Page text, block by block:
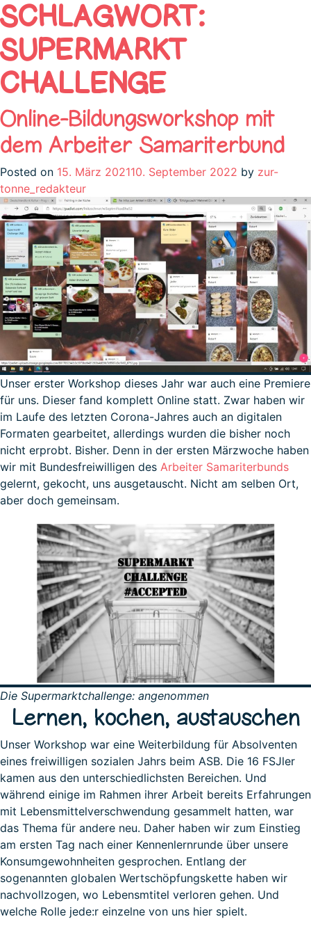
SCHLAGWORT:
SUPERMARKT
CHALLENGE
Online-Bildungsworkshop mit
dem Arbeiter Samariterbund
Posted on 15. März 202110. September 2022 by zur-
tonne_redakteur
Unser erster Workshop dieses Jahr war auch eine Premiere
für uns. Dieser fand komplett Online statt. Zwar haben wir
im Laufe des letzten Corona-Jahres auch an digitalen
Formaten gearbeitet, allerdings wurden die bisher noch
nicht erprobt. Bisher. Denn in der ersten Märzwoche haben
wir mit Bundesfreiwilligen des Arbeiter Samariterbunds
gelernt, gekocht, uns ausgetauscht. Nicht am selben Ort,
aber doch gemeinsam.
Die Supermarktchallenge: angenommen
Lernen, kochen, austauschen
Unser Workshop war eine Weiterbildung für Absolventen
eines freiwilligen sozialen Jahrs beim ASB. Die 16 FSJler
kamen aus den unterschiedlichsten Bereichen. Und
während einige im Rahmen ihrer Arbeit bereits Erfahrungen
mit Lebensmittelverschwendung gesammelt hatten, war
das Thema für andere neu. Daher haben wir zum Einstieg
am ersten Tag nach einer Kennenlernrunde über unsere
Konsumgewohnheiten gesprochen. Entlang der
sogenannten globalen Wertschöpfungskette haben wir
nachvollzogen, wo Lebensmtitel verloren gehen. Und
welche Rolle jede:r einzelne von uns hier spielt.